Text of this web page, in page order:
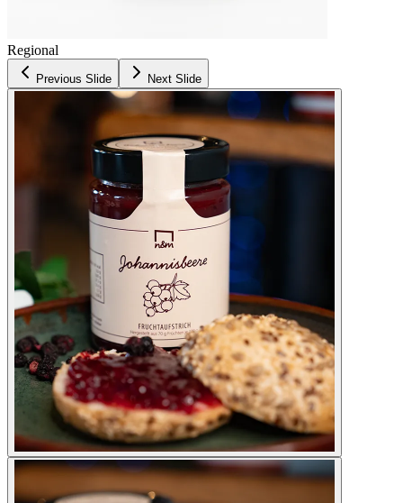
Regional
Previous Slide Next Slide